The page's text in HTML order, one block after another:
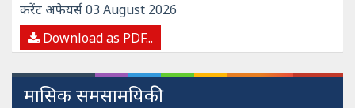
करेंट अफेयर्स 03 August 2026
Download as PDF...
मासिक समसामयिकी